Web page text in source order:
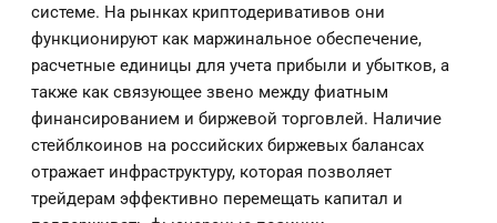
системе. На рынках криптодеривативов они
функционируют как маржинальное обеспечение,
расчетные единицы для учета прибыли и убытков, а
также как связующее звено между фиатным
финансированием и биржевой торговлей. Наличие
стейблкоинов на российских биржевых балансах
отражает инфраструктуру, которая позволяет
трейдерам эффективно перемещать капитал и